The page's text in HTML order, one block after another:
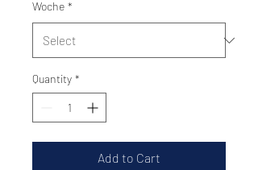
Woche *
Quantity *
Add to Cart